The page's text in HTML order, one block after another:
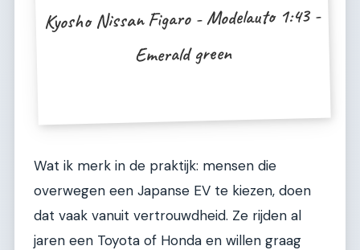
Kyosho Nissan Figaro - Modelauto 1:43 -
Emerald green
Wat ik merk in de praktijk: mensen die
overwegen een Japanse EV te kiezen, doen
dat vaak vanuit vertrouwdheid. Ze rijden al
jaren een Toyota of Honda en willen graag